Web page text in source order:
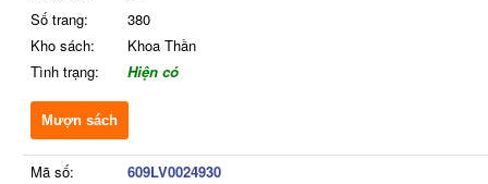
Số trang:
380
Kho sách:
Khoa Thần
Tình trạng:
Hiện có
Mượn sách
Mã số:
609LV0024930